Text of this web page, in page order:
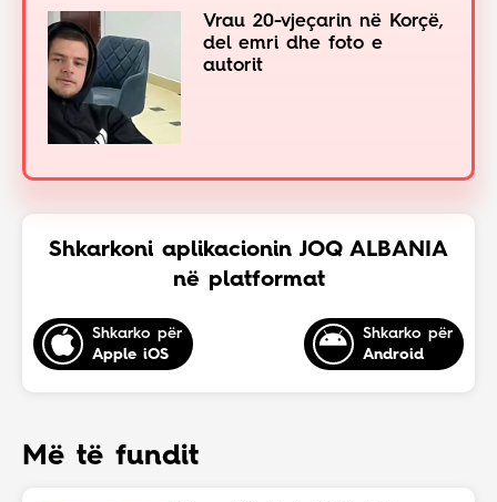
Vrau 20-vjeçarin në Korçë,
del emri dhe foto e
autorit
Shkarkoni aplikacionin JOQ ALBANIA
në platformat
Shkarko për
Apple iOS
Shkarko për
Android
Më të fundit